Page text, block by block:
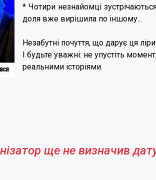
* Чотири незнайомці
доля вже вирішила по іншому...
Незабутні почуття, що дарує ця
І будьте уважні: не упустіть
реальними історіями.
ще не визначив